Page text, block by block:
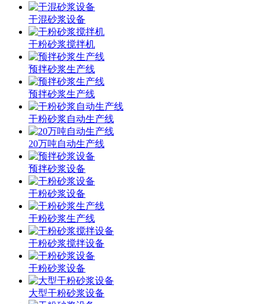
干混砂浆设备
干粉砂浆搅拌机
预拌砂浆生产线
预拌砂浆生产线
干粉砂浆自动生产线
20万吨自动生产线
预拌砂浆设备
干粉砂浆设备
干粉砂浆生产线
干粉砂浆搅拌设备
干粉砂浆设备
大型干粉砂浆设备